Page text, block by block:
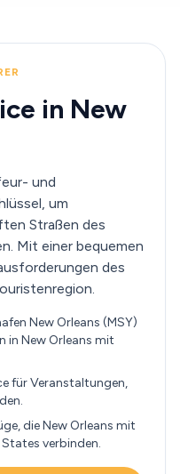
in New
und
um
Straßen des
Mit einer bequemen
des
New Orleans (MSY)
in New Orleans mit
für Veranstaltungen,
die New Orleans mit
verbinden.